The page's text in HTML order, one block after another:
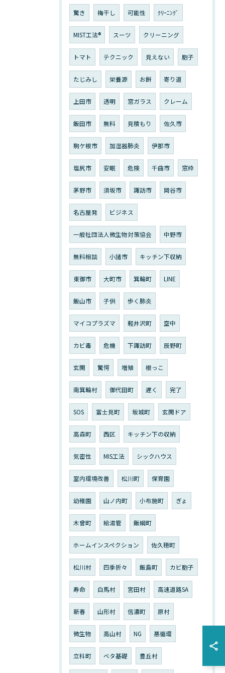
驚き 梅干し 可能性 ｸﾘｰﾆﾝｸﾞ
MIST工法® スーツ クリーニング
トマト テクニック 見えない 胞子
たじみし 栄養源 お餅 寄り道
上田市 透明 窓ガラス クレーム
飯田市 無料 見積もり 佐久市
駒ケ根市 加湿器肺炎 伊那市
塩尻市 安眠 危険 千曲市 窓枠
茅野市 須坂市 諏訪市 岡谷市
名古屋発 ビジネス
一般社団法人微生物対策協会 中野市
無料相談 小諸市 キッチン下収納
東御市 大町市 箕輪町 LINE
飯山市 子供 歩く肺炎
マイコプラズマ 軽井沢町 空中
カビ毒 危機 下諏訪町 辰野町
玄関 驚愕 増殖 根っこ
南箕輪村 御代田町 遅く 完了
SOS 富士見町 坂城町 玄関ドア
高森町 西区 キッチン下の収納
気密性 MIS工法 シックハウス
室内環境改善 松川町 保育園
幼稚園 山ノ内町 小布施町 ぎょ
木曾町 給湯管 飯綱町
ホームインスペクション 佐久穂町
松川村 四季折々 飯島町 カビ胞子
寿命 白馬村 宮田村 高速道路SA
新春 山形村 信濃町 原村
微生物 高山村 NG 悪循環
立科町 ベタ基礎 豊丘村